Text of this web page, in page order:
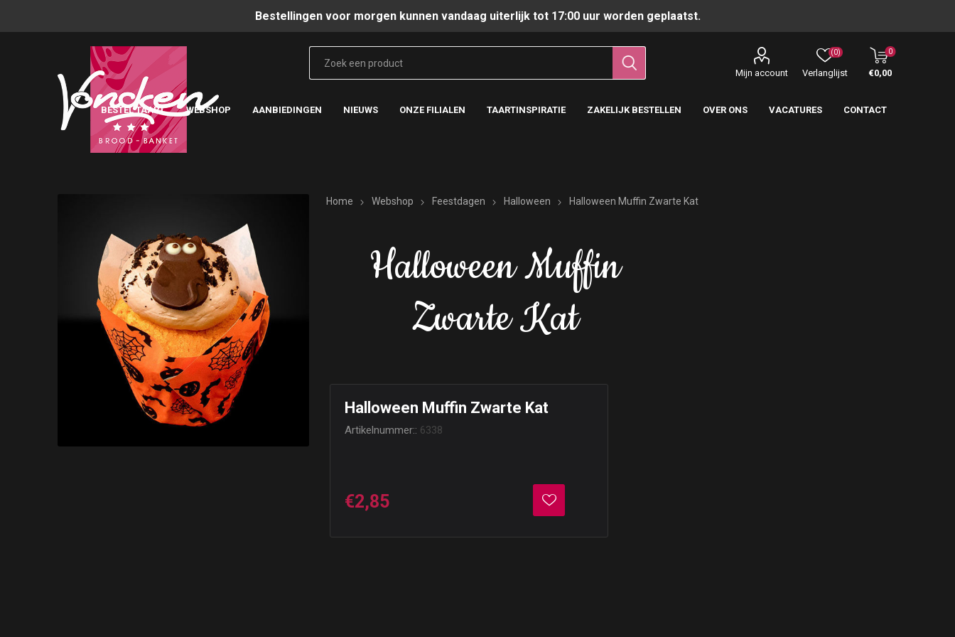
Bestellingen voor morgen kunnen vandaag uiterlijk tot 17:00 uur worden geplaatst.
Mijn account Verlanglijst
(0) 0
€0,00
BESTEL TAART WEBSHOP AANBIEDINGEN NIEUWS ONZE FILIALEN TAARTINSPIRATIE ZAKELIJK BESTELLEN OVER ONS VACATURES CONTACT
Home Webshop Feestdagen Halloween Halloween Muffin Zwarte Kat
Halloween Muffin
Zwarte Kat
Halloween Muffin Zwarte Kat
Artikelnummer:: 6338
€2,85